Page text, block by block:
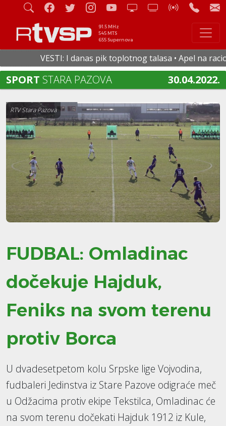
91.5 MHz
545 MTS
655 Supernova
VESTI: I danas pik toplotnog talasa • Apel na
SPORT STARA PAZOVA 30.04.2022.
RTV Stara Pazova
FUDBAL: Omladinac
dočekuje Hajduk,
Feniks na svom terenu
protiv Borca
U dvadesetpetom kolu Srpske lige Vojvodina,
fudbaleri Jedinstva iz Stare Pazove odigraće meč
u Odžacima protiv ekipe Tekstilca, Omladinac će
na svom terenu dočekati Hajduk 1912 iz Kule,